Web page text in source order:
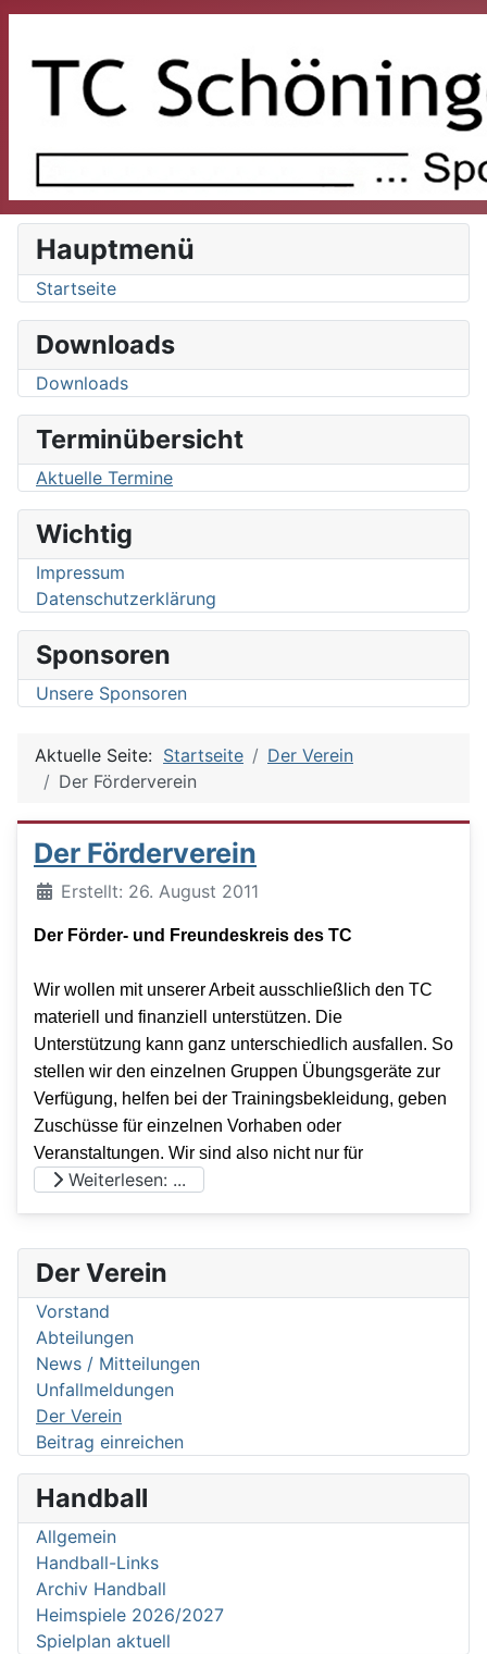
Hauptmenü
Startseite
Downloads
Downloads
Terminübersicht
Aktuelle Termine
Wichtig
Impressum
Datenschutzerklärung
Sponsoren
Unsere Sponsoren
Der Verein
Vorstand
Abteilungen
News / Mitteilungen
Unfallmeldungen
Der Verein
Beitrag einreichen
Handball
Allgemein
Handball-Links
Archiv Handball
Heimspiele 2026/2027
Spielplan aktuell
Aktuelle Seite: Startseite
Der Verein
Der Förderverein
Der Förderverein
DetailsErstellt: 26. August 2011
Der Förder- und Freundeskreis des TC
Wir wollen mit unserer Arbeit ausschließlich den TC
materiell und finanziell unterstützen. Die
Unterstützung kann ganz unterschiedlich ausfallen. So
stellen wir den einzelnen Gruppen Übungsgeräte zur
Verfügung, helfen bei der Trainingsbekleidung, geben
Zuschüsse für einzelnen Vorhaben oder
Veranstaltungen. Wir sind also nicht nur für
Weiterlesen: ...